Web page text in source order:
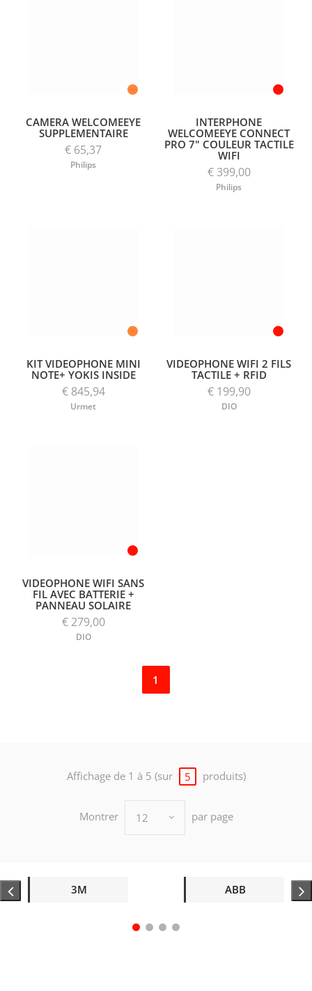
CAMERA WELCOMEEYE
SUPPLEMENTAIRE
€ 65,37
Philips
INTERPHONE
WELCOMEEYE CONNECT
PRO 7" COULEUR TACTILE
WIFI
€ 399,00
Philips
KIT VIDEOPHONE MINI
NOTE+ YOKIS INSIDE
€ 845,94
Urmet
VIDEOPHONE WIFI 2 FILS
TACTILE + RFID
€ 199,90
DIO
VIDEOPHONE WIFI SANS
FIL AVEC BATTERIE +
PANNEAU SOLAIRE
€ 279,00
DIO
1
Affichage de 1 à 5 (sur 5 produits)
Montrer 12 par page
3M ABB